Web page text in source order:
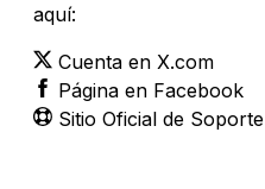
aquí:
Cuenta en X.com
Página en Facebook
Sitio Oficial de Soporte